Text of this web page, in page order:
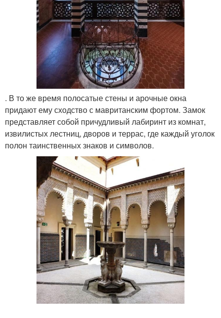
. В то же время полосатые стены и арочные окна
придают ему сходство с мавританским фортом. Замок
представляет собой причудливый лабиринт из комнат,
извилистых лестниц, дворов и террас, где каждый уголок
полон таинственных знаков и символов.